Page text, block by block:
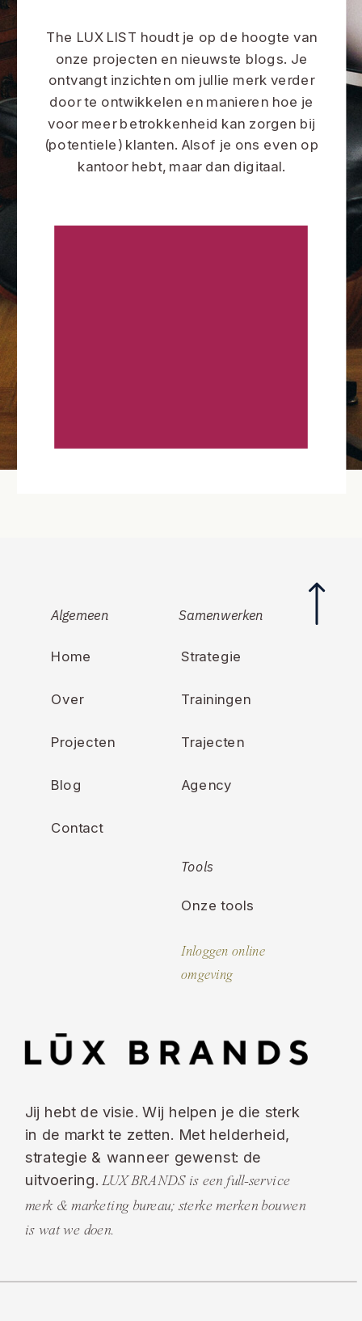
The LUX LIST houdt je op de hoogte van
onze projecten en nieuwste blogs. Je
ontvangt inzichten om jullie merk verder
door te ontwikkelen en manieren hoe je
voor meer betrokkenheid kan zorgen bij
(potentiele) klanten. Alsof je ons even op
kantoor hebt, maar dan digitaal.
Home
Over
Strategie
Projecten
Contact
Blog
Jij hebt de visie. Wij helpen je die sterk
in de markt te zetten. Met helderheid,
strategie & wanneer gewenst: de
uitvoering. LUX BRANDS is een full-service
merk & marketing bureau; sterke merken bouwen
is wat we doen.
Trainingen
Trajecten
Agency
Samenwerken
Algemeen
Tools
Onze tools
Inloggen online
omgeving